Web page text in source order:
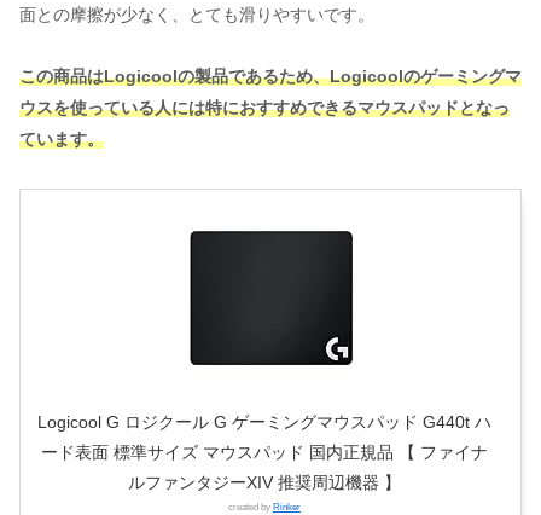
面との摩擦が少なく、とても滑りやすいです。
この商品はLogicoolの製品であるため、Logicoolのゲーミングマ
ウスを使っている人には特におすすめできるマウスパッドとなっ
ています。
Logicool G ロジクール G ゲーミングマウスパッド G440t ハ
ード表面 標準サイズ マウスパッド 国内正規品 【 ファイナ
ルファンタジーXIV 推奨周辺機器 】
created by Rinker